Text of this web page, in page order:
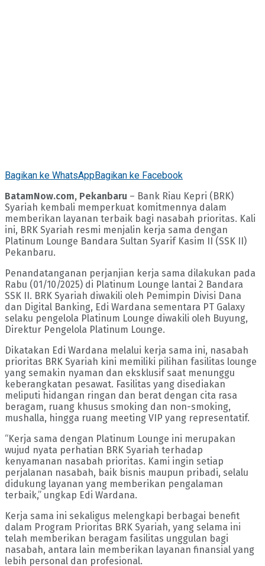
Bagikan ke WhatsAppBagikan ke Facebook
BatamNow.com, Pekanbaru – Bank Riau Kepri (BRK)
Syariah kembali memperkuat komitmennya dalam
memberikan layanan terbaik bagi nasabah prioritas. Kali
ini, BRK Syariah resmi menjalin kerja sama dengan
Platinum Lounge Bandara Sultan Syarif Kasim II (SSK II)
Pekanbaru.
Penandatanganan perjanjian kerja sama dilakukan pada
Rabu (01/10/2025) di Platinum Lounge lantai 2 Bandara
SSK II. BRK Syariah diwakili oleh Pemimpin Divisi Dana
dan Digital Banking, Edi Wardana sementara PT Galaxy
selaku pengelola Platinum Lounge diwakili oleh Buyung,
Direktur Pengelola Platinum Lounge.
Dikatakan Edi Wardana melalui kerja sama ini, nasabah
prioritas BRK Syariah kini memiliki pilihan fasilitas lounge
yang semakin nyaman dan eksklusif saat menunggu
keberangkatan pesawat. Fasilitas yang disediakan
meliputi hidangan ringan dan berat dengan cita rasa
beragam, ruang khusus smoking dan non-smoking,
mushalla, hingga ruang meeting VIP yang representatif.
“Kerja sama dengan Platinum Lounge ini merupakan
wujud nyata perhatian BRK Syariah terhadap
kenyamanan nasabah prioritas. Kami ingin setiap
perjalanan nasabah, baik bisnis maupun pribadi, selalu
didukung layanan yang memberikan pengalaman
terbaik,” ungkap Edi Wardana.
Kerja sama ini sekaligus melengkapi berbagai benefit
dalam Program Prioritas BRK Syariah, yang selama ini
telah memberikan beragam fasilitas unggulan bagi
nasabah, antara lain memberikan layanan finansial yang
lebih personal dan profesional.